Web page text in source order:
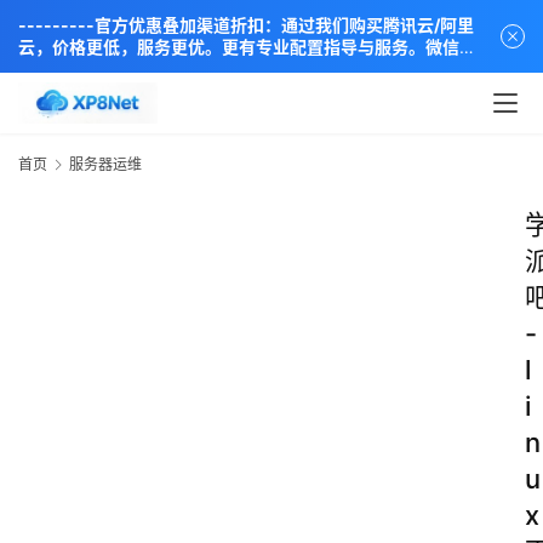
---------官方优惠叠加渠道折扣：通过我们购买腾讯云/阿里
云，价格更低，服务更优。更有专业配置指导与服务。微信同
步：18838889666----
首页 服务器运维
-
l
i
n
u
x